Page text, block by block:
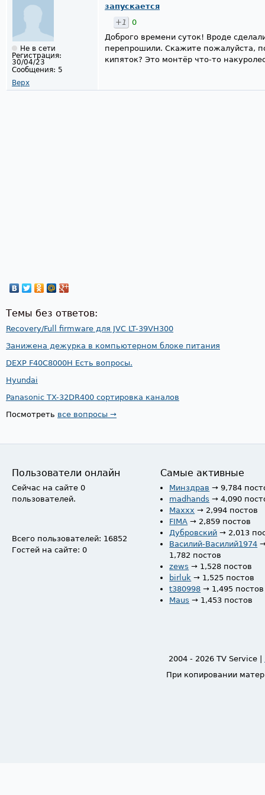
Не в сети
Регистрация:
30/04/23
Сообщения: 5
Верх
запускается
+1
0
Доброго времени суток! Вроде
перепрошили. Скажите пожалуйста,
кипяток? Это монтёр что-то
Темы без ответов:
Recovery/Full firmware для JVC LT-39VH300
Занижена дежурка в компьютерном блоке питания
DEXP F40C8000H Есть вопросы.
Hyundai
Panasonic TX-32DR400 сортировка каналов
Посмотреть все вопросы →
Пользователи онлайн
Сейчас на сайте 0
пользователей.
Всего пользователей: 16852
Гостей на сайте: 0
Самые активные
Минздрав → 9,784
madhands → 4,090
Maxxx → 2,994 постов
FIMA → 2,859 постов
Дубровский → 2,013
Василий-Василий1974
1,782 постов
zews → 1,528 постов
birluk → 1,525 постов
t380998 → 1,495 постов
Maus → 1,453 постов
2004 - 2026 TV Service |
При копировании